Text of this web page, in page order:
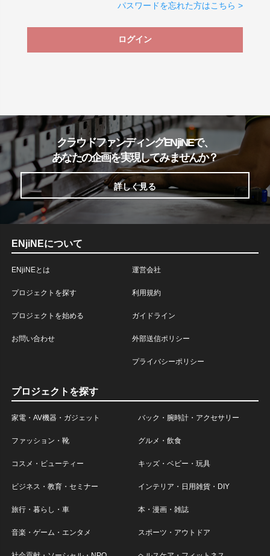
パスワードを忘れた方はこちら >
ログイン
クラウドファンディングENjiNEで、
あなたの企画を実現してみませんか？
詳しく見る
ENjiNEについて
ENjiNEとは
プロジェクトを探す
プロジェクトを始める
お問い合わせ
運営会社
利用規約
ガイドライン
外部送信ポリシー
プライバシーポリシー
プロジェクトを探す
家電・AV機器・ガジェット バック・腕時計・アクセサリー
ファッション・靴 グルメ・飲食
コスメ・ビューティー キッズ・ベビー・玩具
ビジネス・教育・セミナー インテリア・日用雑貨・DIY
旅行・暮らし・車 本・漫画・雑誌
音楽・ゲーム・エンタメ スポーツ・アウトドア